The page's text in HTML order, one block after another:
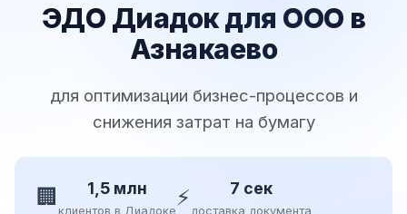
ЭДО Диадок для ООО в
Азнакаево
для оптимизации бизнес-процессов и
снижения затрат на бумагу
🏢 1,5 млн
клиентов в Диадоке⚡ 7 сек
доставка документа